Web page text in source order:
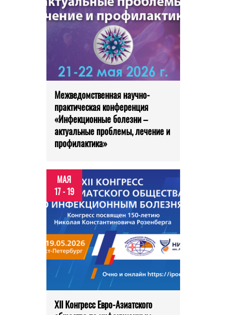
Межведомственная научно-
практическая конференция
«Инфекционные болезни –
актуальные проблемы, лечение и
профилактика»
МАЯ
17 - 19
XII Конгресс Евро-Азиатского